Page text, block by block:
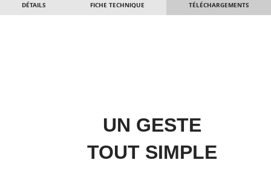
DÉTAILS FICHE TECHNIQUE TÉLÉCHARGEMENTS
UN GESTE
TOUT SIMPLE